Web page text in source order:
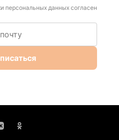
персональных данных согласен